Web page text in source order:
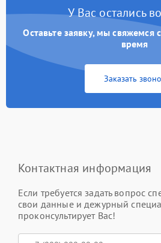
У Вас остались
Оставьте заявку, мы
время
Заказать
Контактная информация
Если требуется задать вопрос
свои данные и дежурный
проконсультирует Вас!